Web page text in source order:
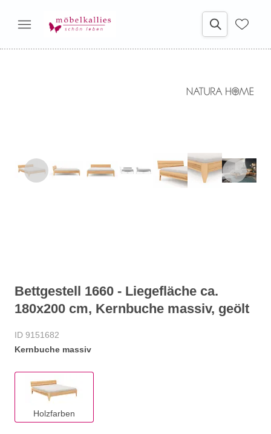
Bettgestell 1660 - Liegefläche ca.
180x200 cm, Kernbuche massiv, geölt
ID 9151682
Kernbuche massiv
Holzfarben